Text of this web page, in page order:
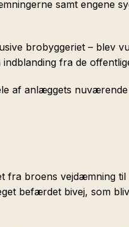
samt engene
brobyggeriet – blev
fra de
af anlæggets
fra broens vejdæmning
befærdet bivej, som